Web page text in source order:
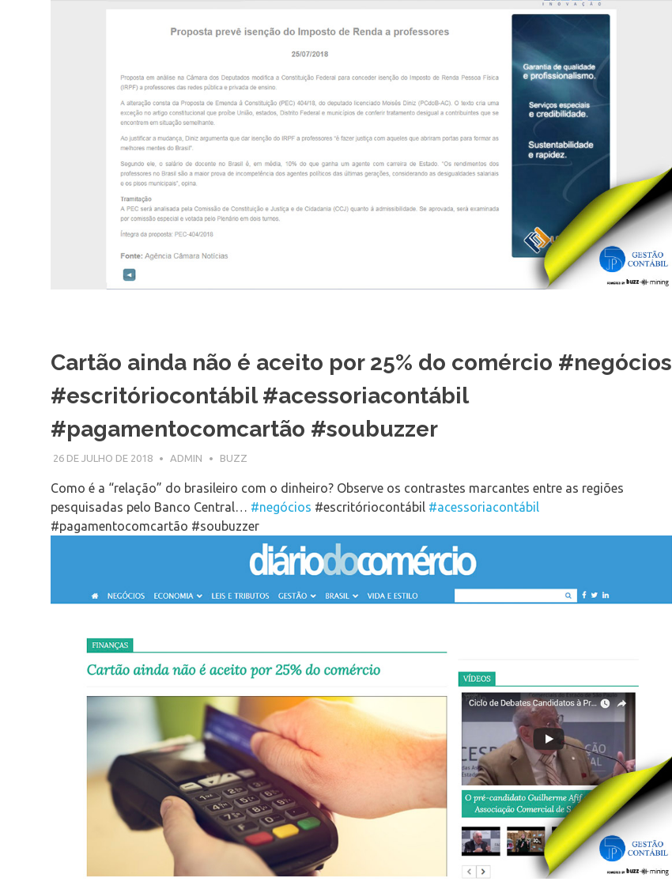
Cartão ainda não é aceito por 25% do comércio #negócios
#escritóriocontábil #acessoriacontábil
#pagamentocomcartão #soubuzzer
26 DE JULHO DE 2018 ADMIN BUZZ
Como é a “relação” do brasileiro com o dinheiro? Observe os contrastes marcantes entre as regiões
pesquisadas pelo Banco Central… #negócios #escritóriocontábil #acessoriacontábil
#pagamentocomcartão #soubuzzer